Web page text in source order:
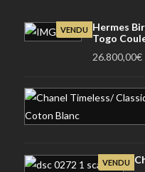
VENDU
Hermes
Togo
26.800,00€
VENDU